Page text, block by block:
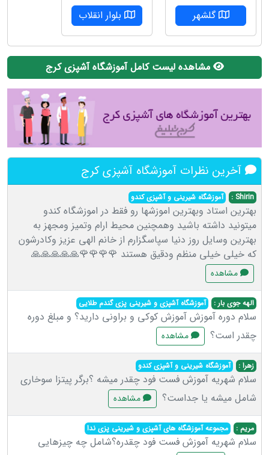
گلشهر بلوار انقلاب
مشاهده لیست کامل آموزشگاه آشپزی کرج
آخرین نظرات آموزشگاه آشپزی کرج
Shirin : آموزشگاه شیرینی و آشپزی کندو
بهترین استاد وبهترین اموزشها رو فقط در اموزشگاه کندو
میتونید داشته باشید وهمچنین محیط ارام وتمیز ومجهز به
بهترین وسایل روز دنیا سپاسگزارم از خانم الهی عزیز وکادرشون
که خیلی خیلی منظم ودقیق هستند 🌹🌹🌹🌹🙏🙏🙏🙏🙏
مشاهده
الهه جوی بار : آموزشگاه آشپزی و شیرینی پزی گندم طلایی
سلام دوره آموزش آموزش کوکی و براونی دارید؟ و مبلغ دوره
چقدر است؟
مشاهده
زهرا : آموزشگاه شیرینی و آشپزی کندو
سلام شهریه آموزش فست فود چقدر میشه ؟برگر پیتزا سوخاری
شامل میشه یا جداست؟
مشاهده
مریم : مجموعه آموزشگاه های آشپزی و شیرینی پزی ندا
سلام شهریه آموزش فست فود چقدره؟شامل چه چیزهایی